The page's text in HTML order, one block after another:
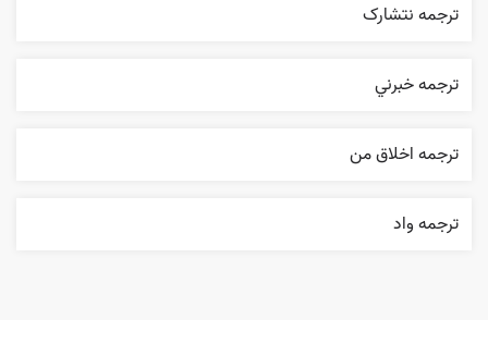
ترجمه نتشارک
ترجمه خبرني
ترجمه اخلاق من
ترجمه واد